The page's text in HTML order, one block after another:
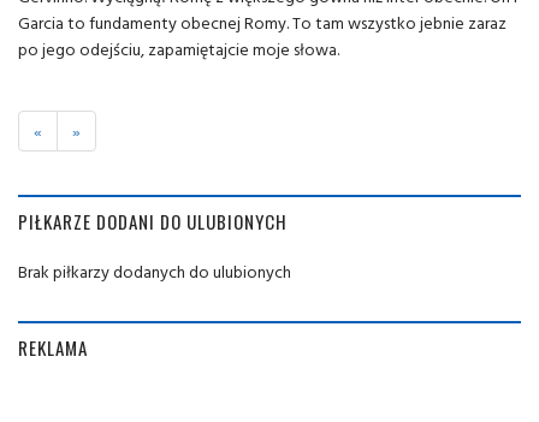
Garcia to fundamenty obecnej Romy. To tam wszystko jebnie zaraz
po jego odejściu, zapamiętajcie moje słowa.
« »
PIŁKARZE DODANI DO ULUBIONYCH
Brak piłkarzy dodanych do ulubionych
REKLAMA